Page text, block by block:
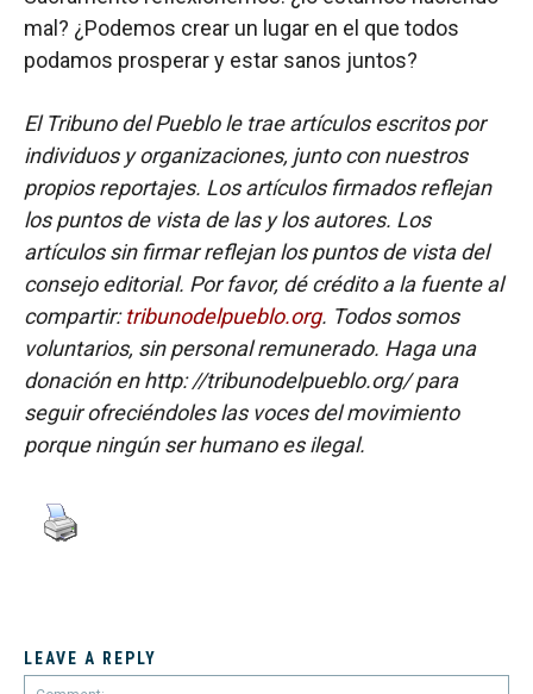
mal? ¿Podemos crear un lugar en el que todos
podamos prosperar y estar sanos juntos?
El Tribuno del Pueblo le trae artículos escritos por
individuos y organizaciones, junto con nuestros
propios reportajes. Los artículos firmados reflejan
los puntos de vista de las y los autores. Los
artículos sin firmar reflejan los puntos de vista del
consejo editorial. Por favor, dé crédito a la fuente al
compartir:tribunodelpueblo.org. Todos somos
voluntarios, sin personal remunerado. Haga una
donación en http: //tribunodelpueblo.org/ para
seguir ofreciéndoles las voces del movimiento
porque ningún ser humano es ilegal.
LEAVE A REPLY